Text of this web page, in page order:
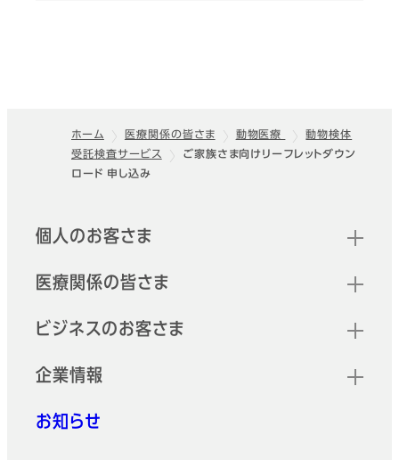
フッター
ホーム 医療関係の皆さま 動物医療
動物検体
受託検査サービス
ご家族さま向けリーフレットダウン
ロード 申し込み
クイックリンク
個人のお客さま
医療関係の皆さま
ビジネスのお客さま
企業情報
お知らせ